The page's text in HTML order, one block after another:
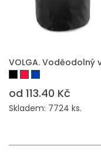
VOLGA. Voděodolný
od 113.40 Kč
Skladem: 7724 ks.